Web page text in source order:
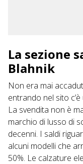
La sezione
Blahnik
Non era mai
entrando nel sito
La svendita non è
marchio di lusso di
decenni. I saldi
alcuni modelli che
50%. Le calzature